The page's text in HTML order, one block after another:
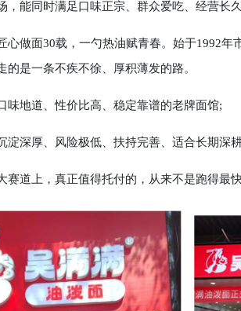
能同时满足口味正宗、群众爱吃、经营长
做面30载，一勺热油赋青春。始于1992年
的是一条不疾不徐、厚积薄发的路。
地道、性价比高、稳定靠谱的老牌面馆;
深厚、风险极低、扶持完善、适合长期深
道上，真正值得托付的，从来不是跑得最